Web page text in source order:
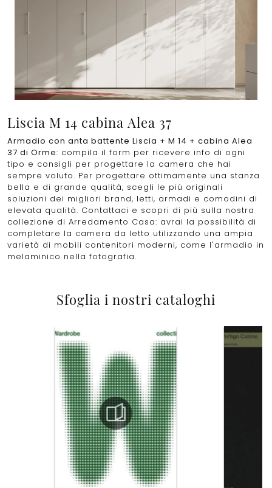
Liscia M 14 cabina Alea 37
Armadio con anta battente Liscia + M 14 + cabina Alea
37 di Orme: compila il form per ricevere info di ogni
tipo e consigli per progettare la camera che hai
sempre voluto. Per progettare ottimamente una stanza
bella e di grande qualità, scegli le più originali
soluzioni dei migliori brand, letti, armadi e comodini di
elevata qualità. Contattaci e scopri di più sulla nostra
collezione di Arredamento Casa: avrai la possibilità di
completare la camera da letto utilizzando una ampia
varietà di mobili contenitori moderni, come l'armadio in
melaminico nella fotografia.
Sfoglia i nostri cataloghi